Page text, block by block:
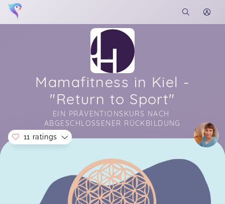
Mamafitness in Kiel -
"Return to Sport"
EIN PRÄVENTIONSKURS NACH
ABGESCHLOSSENER RÜCKBILDUNG
Soon you will learn more about me here...
11 ratings
Der Kurs bei Judith macht Spaß und ich fühle
mich jetzt deutlich fitter als vorher. Ich kann den
Kurs nur weiterempfehlen!
Jun 14